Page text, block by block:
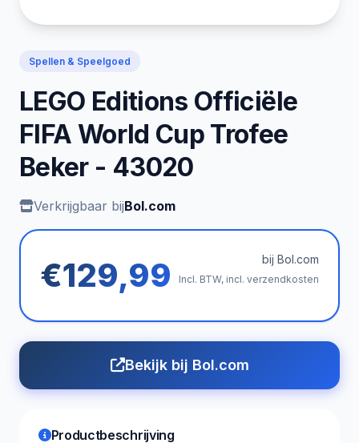
Spellen & Speelgoed
LEGO Editions Officiële
FIFA World Cup Trofee
Beker - 43020
Verkrijgbaar bijBol.com
€129,99 bij Bol.com
Incl. BTW, incl. verzendkosten
Bekijk bij Bol.com
Productbeschrijving